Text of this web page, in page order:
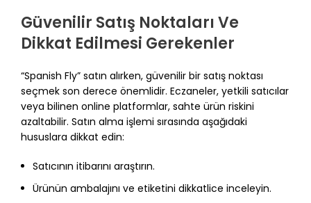
Güvenilir Satış Noktaları Ve
Dikkat Edilmesi Gerekenler
“Spanish Fly” satın alırken, güvenilir bir satış noktası
seçmek son derece önemlidir. Eczaneler, yetkili satıcılar
veya bilinen online platformlar, sahte ürün riskini
azaltabilir. Satın alma işlemi sırasında aşağıdaki
hususlara dikkat edin:
Satıcının itibarını araştırın.
Ürünün ambalajını ve etiketini dikkatlice inceleyin.